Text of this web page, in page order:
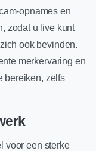
opnames en
zodat u live kunt
ook bevinden.
merkervaring en
bereiken, zelfs
voor een sterke